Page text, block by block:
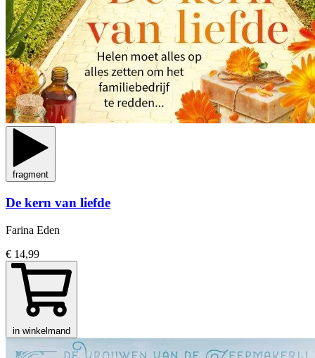
fragment
De kern van liefde
Farina Eden
€ 14,99
in winkelmand